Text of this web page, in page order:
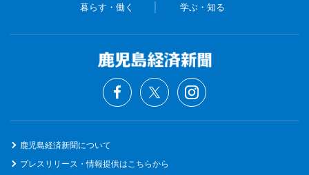
暮らす・働く 学ぶ・知る
鹿児島経済新聞について
プレスリリース・情報提供はこちらから